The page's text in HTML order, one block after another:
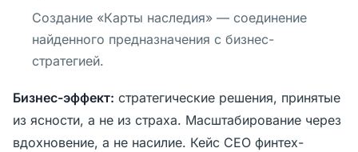
Создание «Карты наследия» — соединение
найденного предназначения с бизнес-
стратегией.
Бизнес-эффект: стратегические решения, принятые
из ясности, а не из страха. Масштабирование через
вдохновение, а не насилие. Кейс CEO финтех-